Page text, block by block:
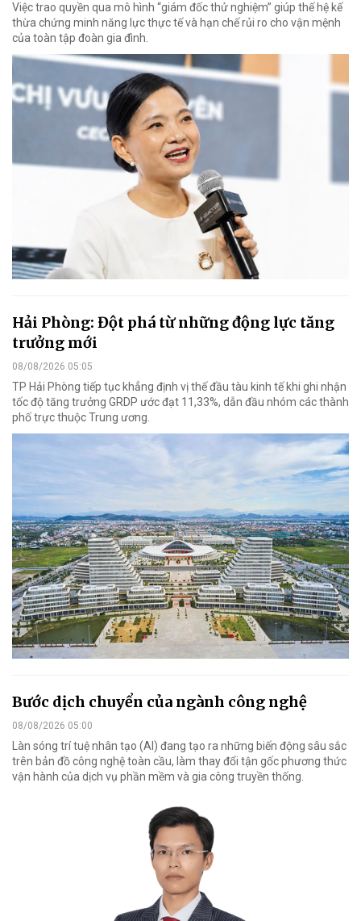
Việc trao quyền qua mô hình “giám đốc thử nghiệm” giúp thế hệ kế
thừa chứng minh năng lực thực tế và hạn chế rủi ro cho vận mệnh
của toàn tập đoàn gia đình.
Hải Phòng: Đột phá từ những động lực tăng
trưởng mới
08/08/2026 05:05
TP Hải Phòng tiếp tục khẳng định vị thế đầu tàu kinh tế khi ghi nhận
tốc độ tăng trưởng GRDP ước đạt 11,33%, dẫn đầu nhóm các thành
phố trực thuộc Trung ương.
Bước dịch chuyển của ngành công nghệ
08/08/2026 05:00
Làn sóng trí tuệ nhân tạo (AI) đang tạo ra những biến động sâu sắc
trên bản đồ công nghệ toàn cầu, làm thay đổi tận gốc phương thức
vận hành của dịch vụ phần mềm và gia công truyền thống.